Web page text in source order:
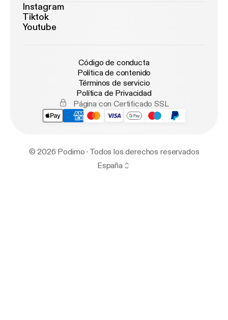
Instagram
Tiktok
Youtube
Código de conducta
Política de contenido
Términos de servicio
Política de Privacidad
Página con Certificado SSL
© 2026 Podimo · Todos los derechos reservados
España